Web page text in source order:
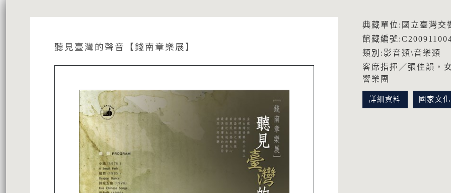
聽見臺灣的聲音【錢南章樂展】
典藏單位:國立臺灣交
館藏編號
類別:影音類\音樂類
客席指揮／張佳韻，
響樂團
詳細資料 國家文